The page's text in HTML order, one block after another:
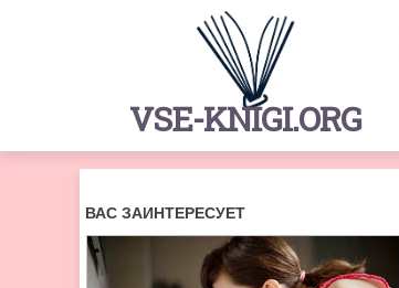
VSE-KNIGI.ORG